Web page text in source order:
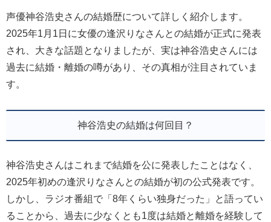
声優神谷浩史さんの結婚歴について詳しく紹介します。
2025年1月1日に女優の逢沢りなさんとの結婚が正式に発表
され、大きな話題となりましたが、実は神谷浩史さんには
過去に結婚・離婚の噂があり、その真相が注目されていま
す。
神谷浩史の結婚は何回目？
神谷浩史さんはこれまで結婚を公に発表したことはなく、
2025年初めの逢沢りなさんとの結婚が初の公式発表です。
しかし、ラジオ番組で「8年くらい独身だった」と語ってい
ることから、過去に少なくとも1度は結婚と離婚を経験して